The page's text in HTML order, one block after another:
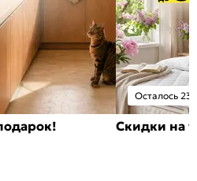
Осталось 23
Скидки на